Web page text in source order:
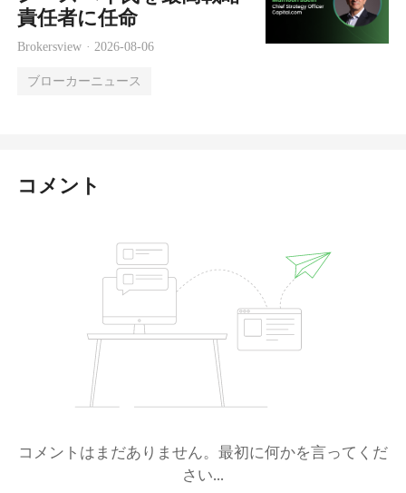
責任者に任命
Brokersview · 2026-08-06
ブローカーニュース
コメント
コメントはまだありません。最初に何かを言ってくだ
さい...